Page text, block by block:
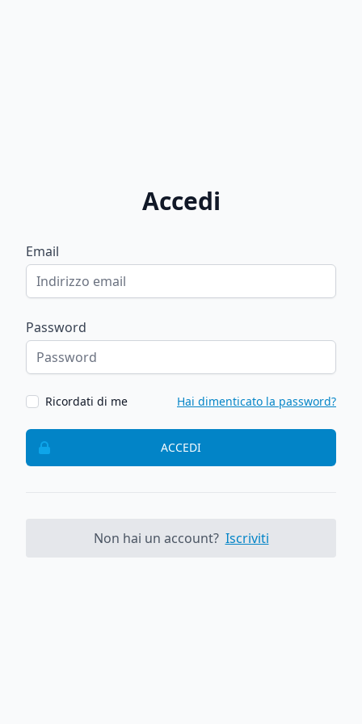
Accedi
Email
Password
Ricordati di me Hai dimenticato la password?
ACCEDI
Non hai un account? Iscriviti